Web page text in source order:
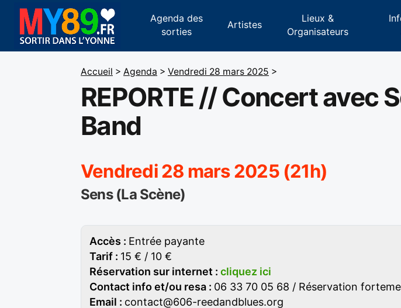
Agenda des
sorties
Artistes
Lieux &
Organisateurs
Accueil > Agenda > Vendredi 28 mars 2025 >
REPORTE // Concert avec
Band
Vendredi 28 mars 2025 (21h)
Sens (La Scène)
Accès : Entrée payante
Tarif : 15 € / 10 €
Réservation sur internet : cliquez ici
Contact info et/ou resa : 06 33 70 05 68 / Réservation
Email : contact@606-reedandblues.org